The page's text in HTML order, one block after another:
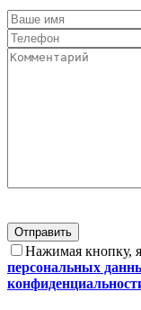
Нажимая кнопку,
персональных